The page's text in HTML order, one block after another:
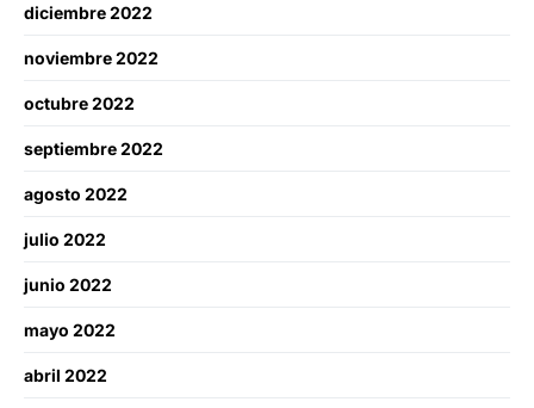
diciembre 2022
noviembre 2022
octubre 2022
septiembre 2022
agosto 2022
julio 2022
junio 2022
mayo 2022
abril 2022